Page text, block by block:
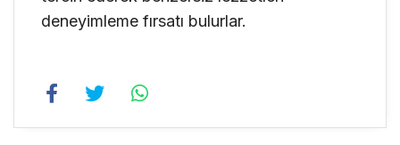
deneyimleme fırsatı bulurlar.